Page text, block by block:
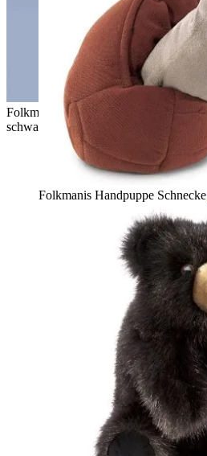
Folkmanis Handpuppe
schwarzen Flügeln und weißem Kopf
Folkmanis Handpuppe